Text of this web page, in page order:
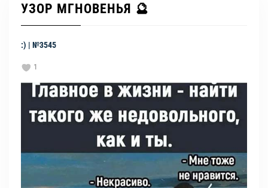
УЗОР МГНОВЕНЬЯ 🔮
:) | №3545
1